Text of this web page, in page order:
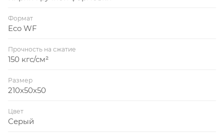
Формат
Eco WF
Прочность на сжатие
150 кгс/см²
Размер
210x50x50
Цвет
Серый